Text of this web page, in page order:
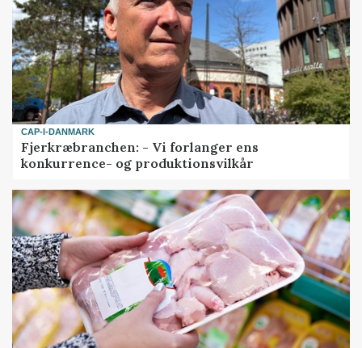
CAP-I-DANMARK
Fjerkræbranchen: - Vi forlanger ens
konkurrence- og produktionsvilkår